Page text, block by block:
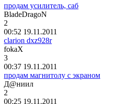
продам усилитель, саб
BladeDragoN
2
00:52 19.11.2011
clarion dxz928r
fokaX
3
00:37 19.11.2011
продам магнитолу с экраном
Д@ниил
2
00:25 19.11.2011